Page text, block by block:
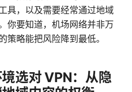
具，以及需要经常通过地域
你要知道，机场网络并非万
策略能把风险降到最低。
选对 VPN：从隐